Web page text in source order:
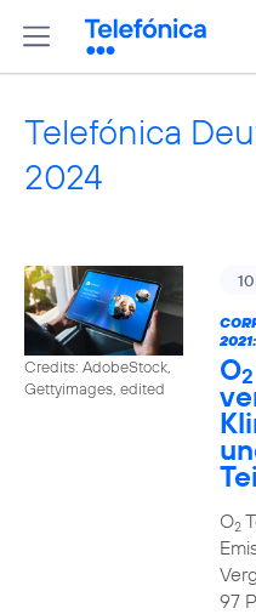
Telefónica
2024
Credits: AdobeStock,
Gettyimages, edited
2021:
O2
O2
97